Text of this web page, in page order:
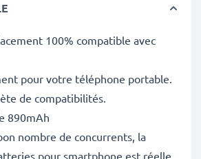
100% compatible avec
pour votre téléphone portable.
de compatibilités.
890mAh
nombre de concurrents, la
pour smartphone est réelle